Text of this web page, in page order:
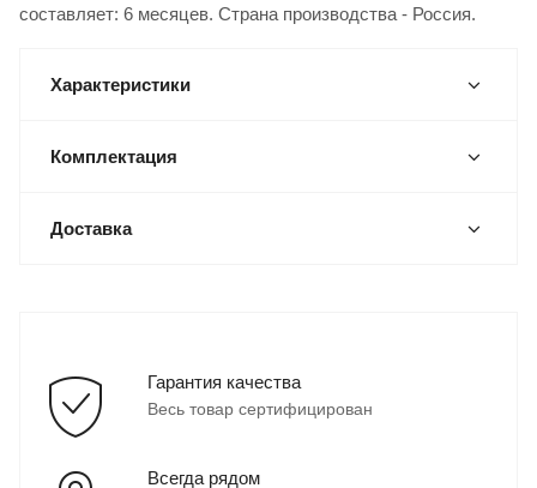
составляет: 6 месяцев. Страна производства - Россия.
Характеристики
Комплектация
Доставка
Гарантия качества
Весь товар сертифицирован
Всегда рядом